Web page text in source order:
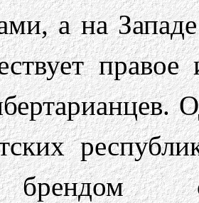
а на
правое